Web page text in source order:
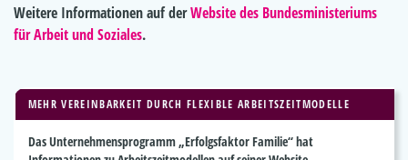
Weitere Informationen auf derWebsite des Bundesministeriums
für Arbeit und Soziales.
MEHR VEREINBARKEIT DURCH FLEXIBLE ARBEITSZEITMODELLE
Das Unternehmensprogramm „Erfolgsfaktor Familie“ hat